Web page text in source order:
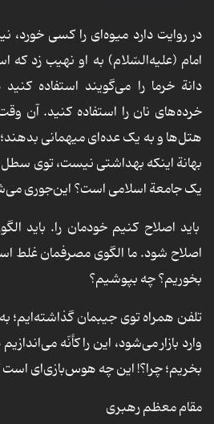
در روایت دارد میوه‌ای را کسی خورد،
امام (علیه‌السّلام) به او نهیب زد که
دانة خرما را می‌گویند استفاده
خرده‌های نان را استفاده کنید. آن
هتل‌ها و به یک عده‌ای میهمانی
بهانة اینکه بهداشتی نیست، توی
یک جامعة اسلامی است؟ این‌جوری
باید اصلاح کنیم خودمان را. باید
اصلاح شود. ما الگوی مصرفمان غلط
بخوریم؟ چه بپوشیم؟
تلفن همراه توی جیبمان گذاشته‌ایم؛
وارد بازار می‌شود، این را کأنّه
بخریم؛ چرا؟! این چه هوس‌بازی‌ای است
مقام معظم رهبری